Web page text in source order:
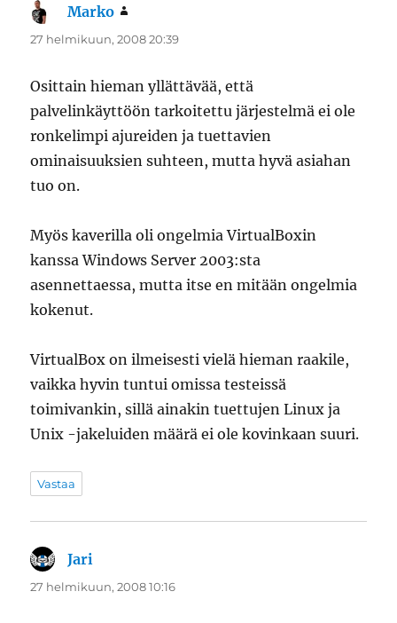
Marko
27 helmikuun, 2008 20:39
Osittain hieman yllättävää, että
palvelinkäyttöön tarkoitettu järjestelmä ei ole
ronkelimpi ajureiden ja tuettavien
ominaisuuksien suhteen, mutta hyvä asiahan
tuo on.
Myös kaverilla oli ongelmia VirtualBoxin
kanssa Windows Server 2003:sta
asennettaessa, mutta itse en mitään ongelmia
kokenut.
VirtualBox on ilmeisesti vielä hieman raakile,
vaikka hyvin tuntui omissa testeissä
toimivankin, sillä ainakin tuettujen Linux ja
Unix -jakeluiden määrä ei ole kovinkaan suuri.
Vastaa
Jari
27 helmikuun, 2008 10:16